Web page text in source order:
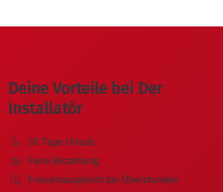
Deine Vorteile bei Der
Installatör
30 Tage Urlaub
Faire Bezahlung
Freizeitausgleich bei Überstunden